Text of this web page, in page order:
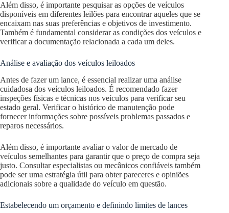
Além disso, é importante pesquisar as opções de veículos
disponíveis em diferentes leilões para encontrar aqueles que se
encaixam nas suas preferências e objetivos de investimento.
Também é fundamental considerar as condições dos veículos e
verificar a documentação relacionada a cada um deles.
Análise e avaliação dos veículos leiloados
Antes de fazer um lance, é essencial realizar uma análise
cuidadosa dos veículos leiloados. É recomendado fazer
inspeções físicas e técnicas nos veículos para verificar seu
estado geral. Verificar o histórico de manutenção pode
fornecer informações sobre possíveis problemas passados e
reparos necessários.
Além disso, é importante avaliar o valor de mercado de
veículos semelhantes para garantir que o preço de compra seja
justo. Consultar especialistas ou mecânicos confiáveis também
pode ser uma estratégia útil para obter pareceres e opiniões
adicionais sobre a qualidade do veículo em questão.
Estabelecendo um orçamento e definindo limites de lances